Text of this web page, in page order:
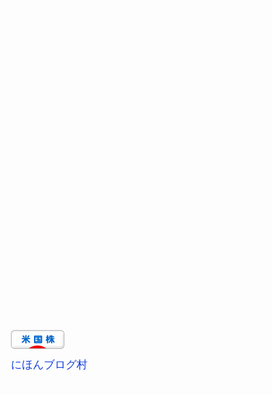
にほんブログ村